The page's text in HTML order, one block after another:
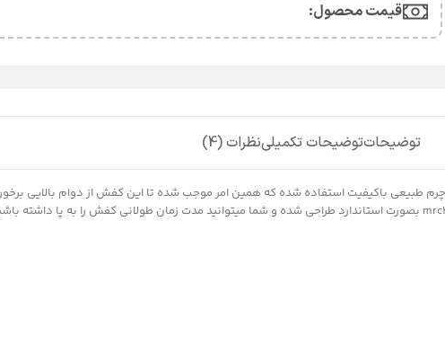
قیمت محصول:​
توضیحاتتوضیحات تکمیلینظرات (4)